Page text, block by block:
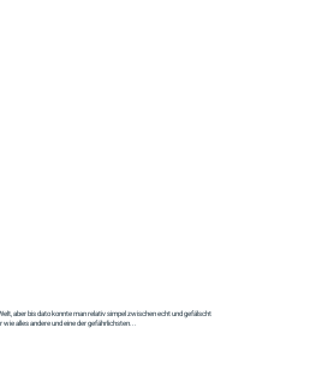
aber bis dato konnte man relativ simpel zwischen echt und gefälscht
alles andere und eine der gefährlichsten...